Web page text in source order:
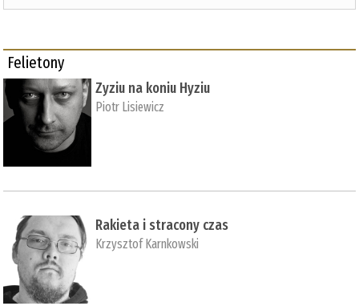
Felietony
Zyziu na koniu Hyziu
Piotr Lisiewicz
Rakieta i stracony czas
Krzysztof Karnkowski